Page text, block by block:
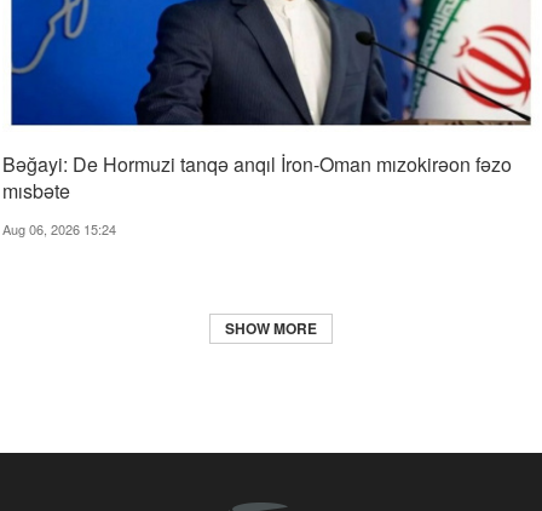
Bəğayi: De Hormuzi tanqə anqıl İron-Oman mızokirəon fəzo
mısbəte
Aug 06, 2026 15:24
SHOW MORE